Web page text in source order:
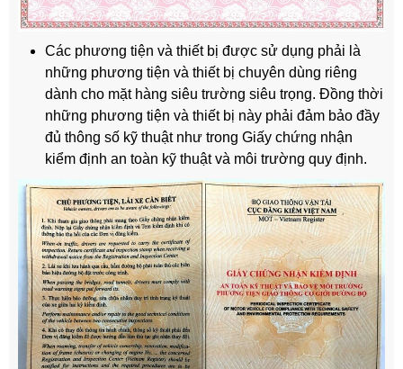
Các phương tiện và thiết bị được sử dụng phải là
những phương tiện và thiết bị chuyên dùng riêng
dành cho mặt hàng siêu trường siêu trọng. Đồng thời
những phương tiện và thiết bị này phải đảm bảo đầy
đủ thông số kỹ thuật như trong Giấy chứng nhận
kiểm định an toàn kỹ thuật và môi trường quy định.